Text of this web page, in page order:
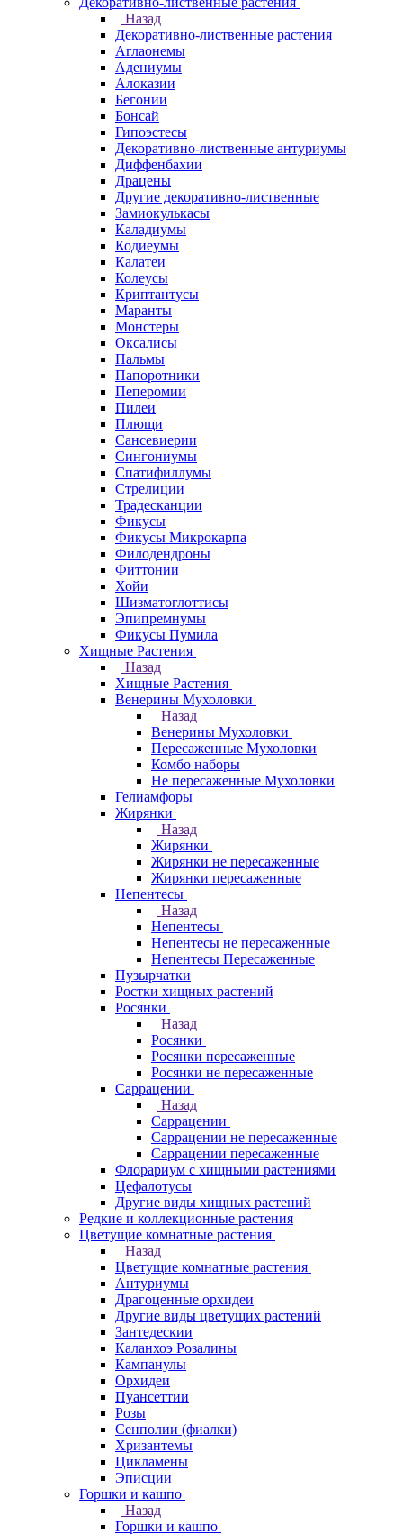
Назад
Декоративно-лиственные растения
Аглаонемы
Адениумы
Алоказии
Бегонии
Бонсай
Гипоэстесы
Декоративно-лиственные антуриумы
Диффенбахии
Драцены
Другие декоративно-лиственные
Замиокулькасы
Каладиумы
Кодиеумы
Калатеи
Колеусы
Криптантусы
Маранты
Монстеры
Оксалисы
Пальмы
Папоротники
Пеперомии
Пилеи
Плющи
Сансевиерии
Сингониумы
Спатифиллумы
Стрелиции
Традесканции
Фикусы
Фикусы Микрокарпа
Филодендроны
Фиттонии
Хойи
Шизматоглоттисы
Эпипремнумы
Фикусы Пумила
Хищные Растения
Назад
Хищные Растения
Венерины Мухоловки
Назад
Венерины Мухоловки
Пересаженные Мухоловки
Комбо наборы
Не пересаженные Мухоловки
Гелиамфоры
Жирянки
Назад
Жирянки
Жирянки не пересаженные
Жирянки пересаженные
Непентесы
Назад
Непентесы
Непентесы не пересаженные
Непентесы Пересаженные
Пузырчатки
Ростки хищных растений
Росянки
Назад
Росянки
Росянки пересаженные
Росянки не пересаженные
Саррацении
Назад
Саррацении
Саррацении не пересаженные
Саррацении пересаженные
Флорариум с хищными растениями
Цефалотусы
Другие виды хищных растений
Редкие и коллекционные растения
Цветущие комнатные растения
Назад
Цветущие комнатные растения
Антуриумы
Драгоценные орхидеи
Другие виды цветущих растений
Зантедескии
Каланхоэ Розалины
Кампанулы
Орхидеи
Пуансеттии
Розы
Сенполии (фиалки)
Хризантемы
Цикламены
Эписции
Горшки и кашпо
Назад
Горшки и кашпо